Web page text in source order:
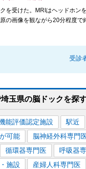
を受けた。MRIはヘッドホン
の画像を観ながら20分程度で
受診
埼玉県の脳ドックを探
能評価認定施設
駅近
可能
脳神経外科専門
循環器専門医
呼吸器
施設
産婦人科専門医